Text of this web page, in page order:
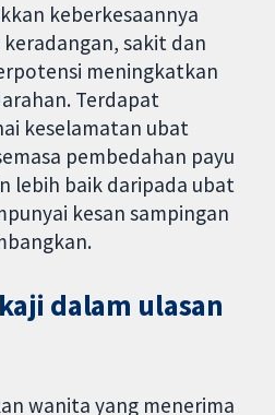
keberkesaannya
sakit dan
meningkatkan
Terdapat
keselamatan ubat
pembedahan payu
lebih baik daripada ubat
kesan sampingan
dalam ulasan
wanita yang menerima